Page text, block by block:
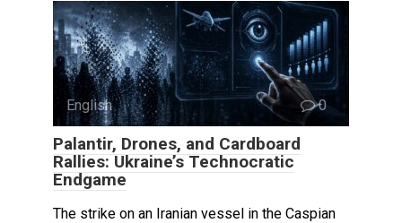
English 0
Palantir, Drones, and Cardboard
Rallies: Ukraine’s Technocratic
Endgame
The strike on an Iranian vessel in the Caspian